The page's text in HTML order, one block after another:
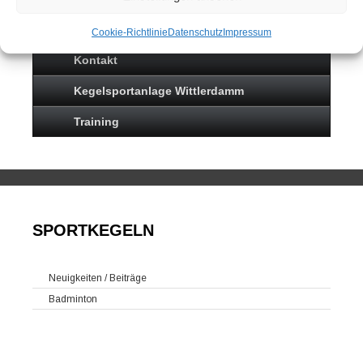
Cookie-Richtlinie Datenschutz Impressum
Mannschaften
Kontakt
Kegelsportanlage Wittlerdamm
Training
SPORTKEGELN
Neuigkeiten / Beiträge
Badminton